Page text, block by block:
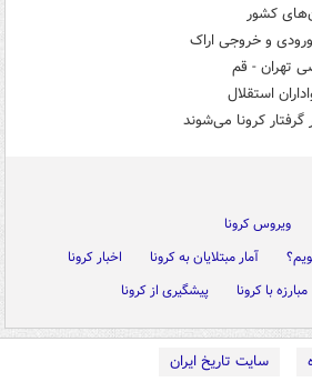
کشور
و خروجی اراک
تهران - قم
استقلال
ویروس کرونا
آمار مبتلایان به کرونا
اخبار کرونا
مبارزه با کرونا پیشگیری از کرونا
سایت تاریخ ایران